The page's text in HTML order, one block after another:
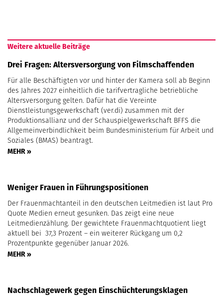
Weitere aktuelle Beiträge
Drei Fragen: Altersversorgung von Filmschaffenden
Für alle Beschäftigten vor und hinter der Kamera soll ab Beginn
des Jahres 2027 einheitlich die tarifvertragliche betriebliche
Altersversorgung gelten. Dafür hat die Vereinte
Dienstleistungsgewerkschaft (ver.di) zusammen mit der
Produktionsallianz und der Schauspielgewerkschaft BFFS die
Allgemeinverbindlichkeit beim Bundesministerium für Arbeit und
Soziales (BMAS) beantragt.
MEHR »
Weniger Frauen in Führungspositionen
Der Frauenmachtanteil in den deutschen Leitmedien ist laut Pro
Quote Medien erneut gesunken. Das zeigt eine neue
Leitmedienzählung. Der gewichtete Frauenmachtquotient liegt
aktuell bei 37,3 Prozent – ein weiterer Rückgang um 0,2
Prozentpunkte gegenüber Januar 2026.
MEHR »
Nachschlagewerk gegen Einschüchterungsklagen